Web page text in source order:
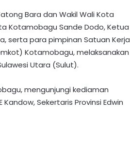
Bara dan Wakil Wali Kota
Kotamobagu Sande Dodo, Ketua
serta para pimpinan Satuan Kerja
Kotamobagu, melaksanakan
Utara (Sulut).
mengunjungi kediaman
Sekertaris Provinsi Edwin